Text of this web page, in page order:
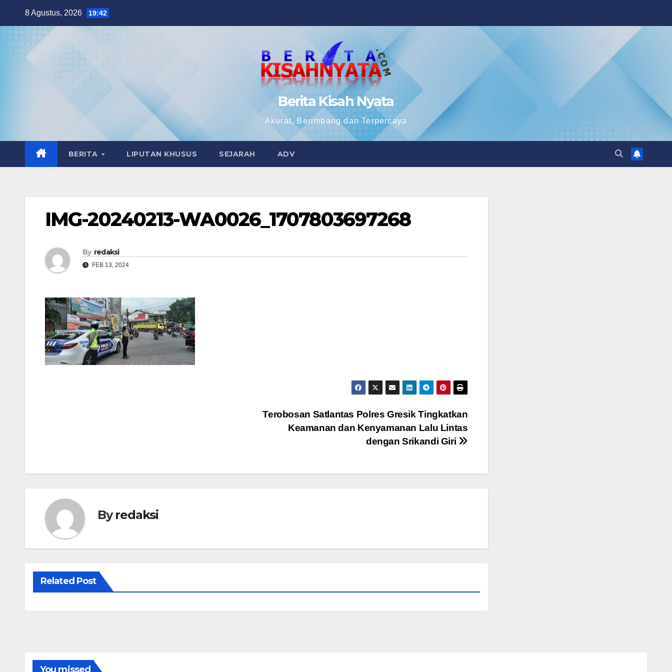
content
8 Agustus, 2026 19:42
Berita Kisah Nyata
Akurat, Berimbang dan Terpercaya
BERITA LIPUTAN KHUSUS SEJARAH ADV
IMG-20240213-WA0026_1707803697268
By redaksi
FEB 13, 2024
Terobosan Satlantas Polres Gresik Tingkatkan
Keamanan dan Kenyamanan Lalu Lintas
dengan Srikandi Giri
Byredaksi
Related Post
You missed